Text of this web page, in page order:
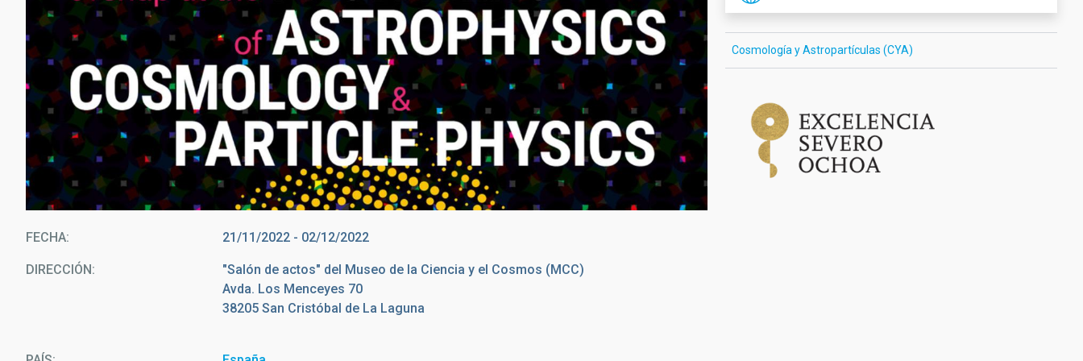
FECHA 21/11/2022 - 02/12/2022
DIRECCIÓN
"Salón de actos" del Museo de la Ciencia y el Cosmos (MCC)
Avda. Los Menceyes 70
38205 San Cristóbal de La Laguna
Cosmología y Astropartículas (CYA)